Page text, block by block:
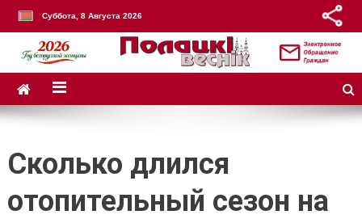
Суббота, 8 Августа 2026
Сколько длился
отопительный сезон на